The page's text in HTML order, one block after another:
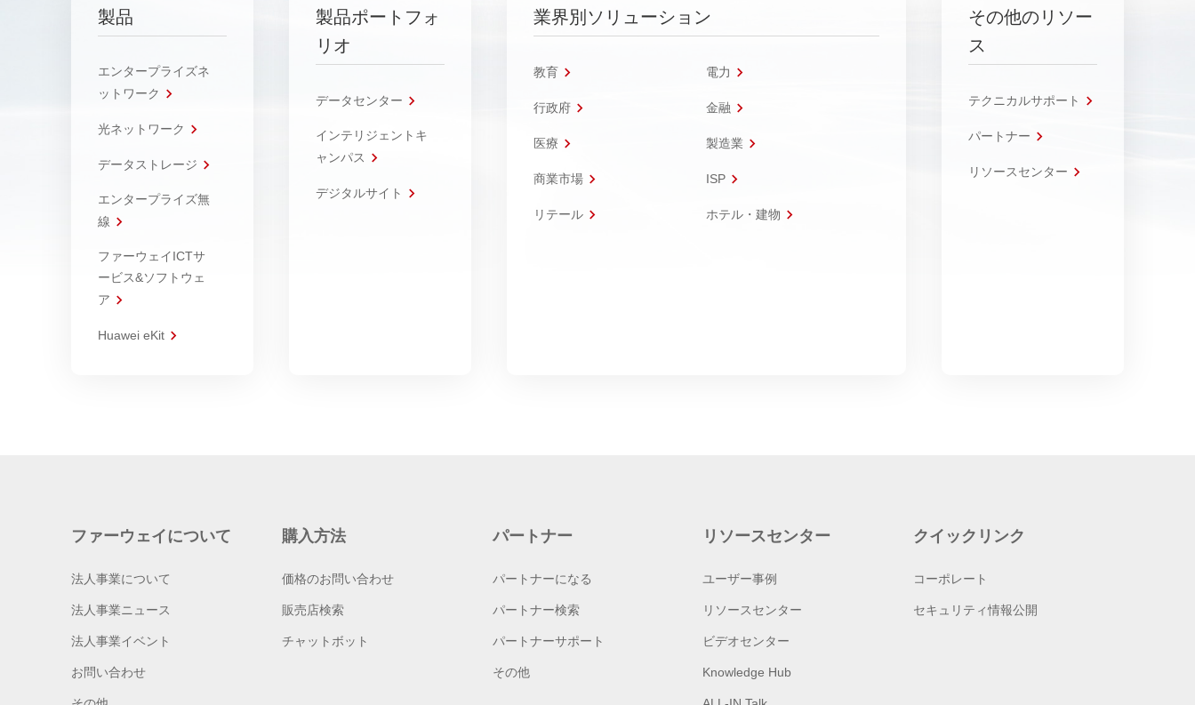
製品
エンタープライズネ
ットワーク
光ネットワーク
データストレージ
エンタープライズ無
線
ファーウェイICTサ
ービス&ソフトウェ
ア
Huawei eKit
製品ポートフォ
リオ
データセンター
インテリジェントキ
ャンパス
デジタルサイト
業界別ソリューション
教育 電力
行政府 金融
医療 製造業
商業市場 ISP
リテール ホテル・建物
その他のリソー
ス
テクニカルサポート
パートナー
リソースセンター
ファーウェイについて
法人事業について
法人事業ニュース
法人事業イベント
お問い合わせ
購入方法
価格のお問い合わせ
販売店検索
チャットボット
パートナー
パートナーになる
パートナー検索
パートナーサポート
その他
リソースセンター
ユーザー事例
リソースセンター
ビデオセンター
Knowledge Hub
クイックリンク
コーポレート
セキュリティ情報公開